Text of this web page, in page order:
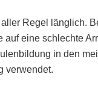
Regel länglich.
eine schlechte
in den
verwendet.